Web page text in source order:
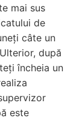
mai sus
de
câte un
după
încheia un
este